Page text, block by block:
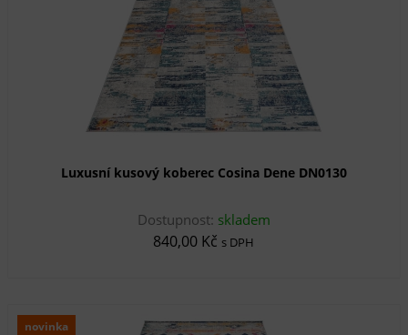
Luxusní kusový koberec Cosina Dene DN0130
Dostupnost: skladem
840,00 Kč s DPH
novinka